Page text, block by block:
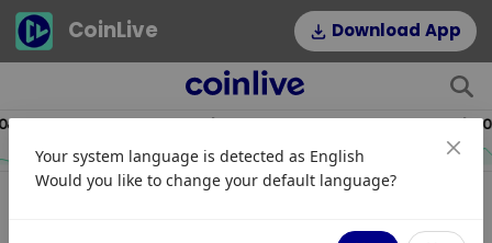
CoinLive Download App
2.64%
1.16%
Your system language is detected as English
Would you like to change your default language?